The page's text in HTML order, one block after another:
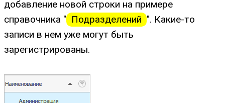
добавление новой строки на примере
справочника " Подразделений ". Какие-то
записи в нем уже могут быть
зарегистрированы.